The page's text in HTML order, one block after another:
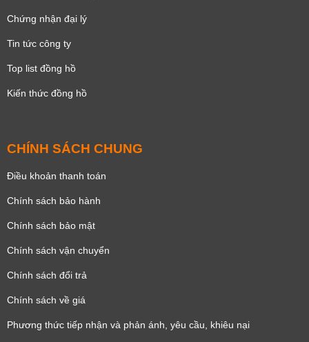
Chứng nhận đại lý
Tin tức công ty
Top list đồng hồ
Kiến thức đồng hồ
CHÍNH SÁCH CHUNG
Điều khoản thanh toán
Chính sách bảo hành
Chính sách bảo mật
Chính sách vận chuyển
Chính sách đổi trả
Chính sách về giá
Phương thức tiếp nhận và phản ánh, yêu cầu, khiêu nại